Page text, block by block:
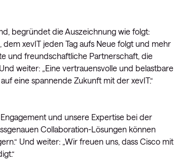
begründet die Auszeichnung wie folgt:
dem xevIT jeden Tag aufs Neue folgt und mehr
und freundschaftliche Partnerschaft, die
weiter: „Eine vertrauensvolle und belastbare
eine spannende Zukunft mit der xevIT.“
und unsere Expertise bei der
Collaboration-Lösungen können
Und weiter: „Wir freuen uns, dass Cisco mit